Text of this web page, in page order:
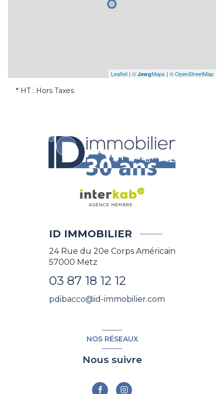
Leaflet | © JawgMaps | © OpenStreetMap
* HT : Hors Taxes
ID IMMOBILIER
24 Rue du 20e Corps Américain
57000 Metz
03 87 18 12 12
pdibacco@id-immobilier.com
NOS RÉSEAUX
Nous suivre